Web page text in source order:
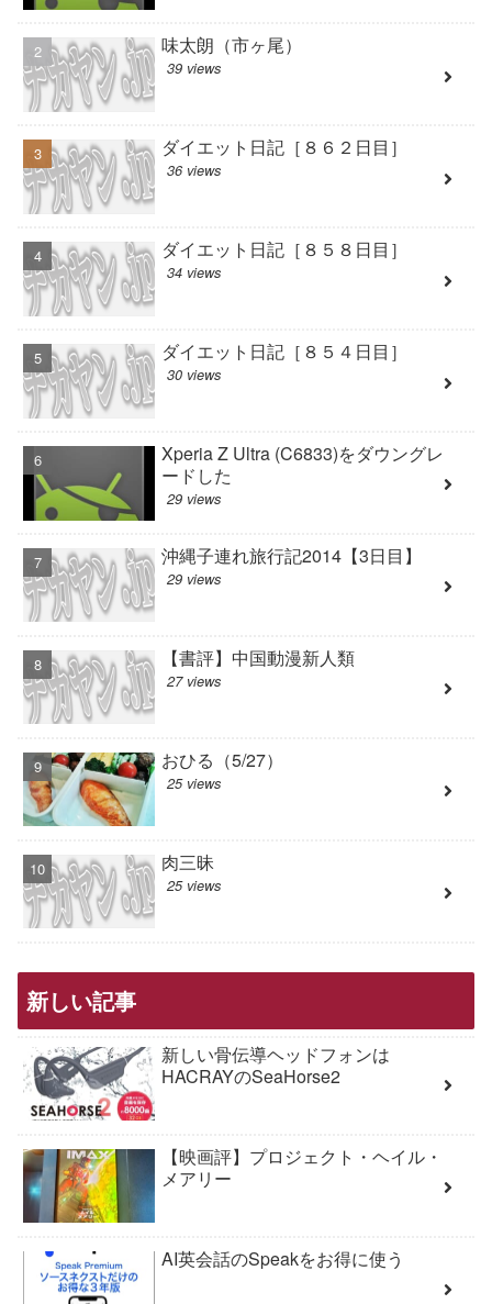
味太朗（市ヶ尾）
39 views
ダイエット日記［８６２日目］
36 views
ダイエット日記［８５８日目］
34 views
ダイエット日記［８５４日目］
30 views
Xperia Z Ultra (C6833)をダウングレ
ードした
29 views
沖縄子連れ旅行記2014【3日目】
29 views
【書評】中国動漫新人類
27 views
おひる（5/27）
25 views
肉三昧
25 views
新しい記事
新しい骨伝導ヘッドフォンは
HACRAYのSeaHorse2
【映画評】プロジェクト・ヘイル・
メアリー
AI英会話のSpeakをお得に使う